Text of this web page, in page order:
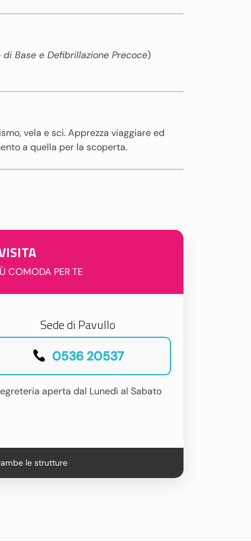
Base e Defibrillazione Precoce)
vela e sci. Apprezza viaggiare ed
a quella per la scoperta.
COMODA PER TE
Sede di Pavullo
0536 20537
aperta dal Lunedì al Sabato
le strutture